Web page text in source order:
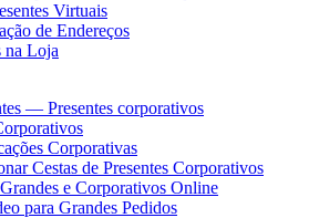
Virtuais
de Endereços
na Loja
— Presentes corporativos
Corporativas
Cestas de Presentes Corporativos
e Corporativos Online
para Grandes Pedidos